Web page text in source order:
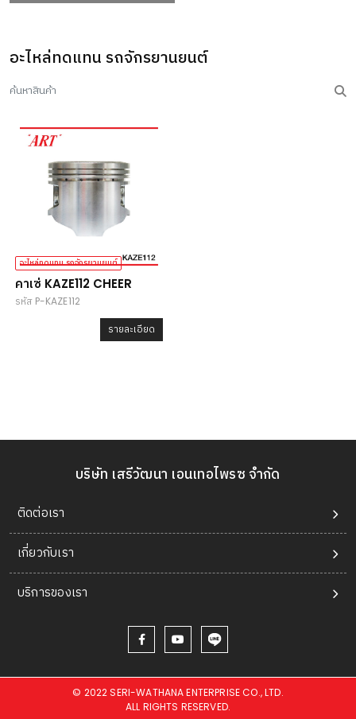
อะไหล่ทดแทน รถจักรยานยนต์
อะไหล่ทดแทน รถจักรยานยนต์
คาเซ่ KAZE112 CHEER
รหัส P-KAZE112
รายละเอียด
บริษัท เสรีวัฒนา เอนเทอไพรซ จำกัด
ติดต่อเรา
เกี่ยวกับเรา
บริการของเรา
© 2022 SERI-WATHANA ENTERPRISE CO., LTD.
ALL RIGHTS RESERVED.